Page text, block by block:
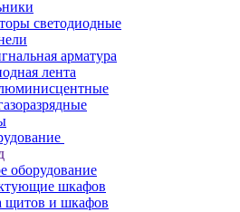
светодиодные
арматура
лента
оборудование
шкафов
щитов и шкафов